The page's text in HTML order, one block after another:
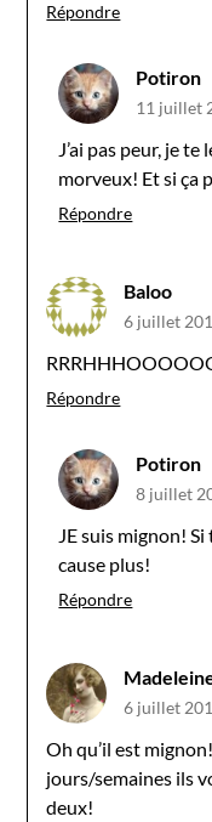
Répondre
Potiron
11 juillet
J’ai pas peur, je
morveux! Et si ça
Répondre
Baloo
6 juillet
Répondre
Potiron
8 juillet
JE suis mignon!
cause plus!
Répondre
6 juillet
Oh qu’il est
jours/semaines ils
deux!